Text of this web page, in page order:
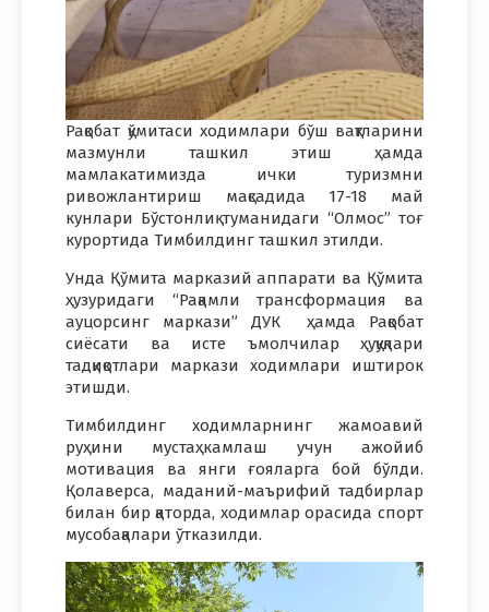
Рақобат қўмитаси ходимлари бўш вақтларини
мазмунли ташкил этиш ҳамда
мамлакатимизда ички туризмни
ривожлантириш мақсадида 17-18 май
кунлари Бўстонлиқ туманидаги “Олмос” тоғ
курортида Тимбилдинг ташкил этилди.
Унда Қўмита марказий аппарати ва Қўмита
ҳузуридаги “Рақамли трансформация ва
ауцорсинг маркази” ДУК ҳамда Рақобат
сиёсати ва исте ъмолчилар ҳуқуқлари
тадқиқотлари маркази ходимлари иштирок
этишди.
Тимбилдинг ходимларнинг жамоавий
руҳини мустаҳкамлаш учун ажойиб
мотивация ва янги ғояларга бой бўлди.
Қолаверса, маданий-маърифий тадбирлар
билан бир қаторда, ходимлар орасида спорт
мусобақалари ўтказилди.